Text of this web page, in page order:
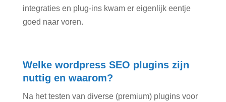
integraties en plug-ins kwam er eigenlijk eentje
goed naar voren.
Welke wordpress SEO plugins zijn
nuttig en waarom?
Na het testen van diverse (premium) plugins voor